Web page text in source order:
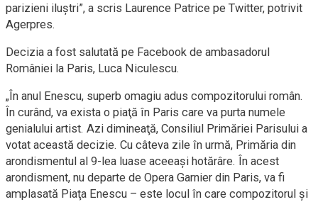
parizieni iluştri”, a scris Laurence Patrice pe Twitter, potrivit
Agerpres.
Decizia a fost salutată pe Facebook de ambasadorul
României la Paris, Luca Niculescu.
„În anul Enescu, superb omagiu adus compozitorului român.
În curând, va exista o piaţă în Paris care va purta numele
genialului artist. Azi dimineaţă, Consiliul Primăriei Parisului a
votat această decizie. Cu câteva zile în urmă, Primăria din
arondismentul al 9-lea luase aceeaşi hotărâre. În acest
arondisment, nu departe de Opera Garnier din Paris, va fi
amplasată Piaţa Enescu – este locul în care compozitorul şi